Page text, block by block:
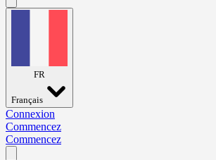
FR
Français
Connexion
Commencez
Commencez